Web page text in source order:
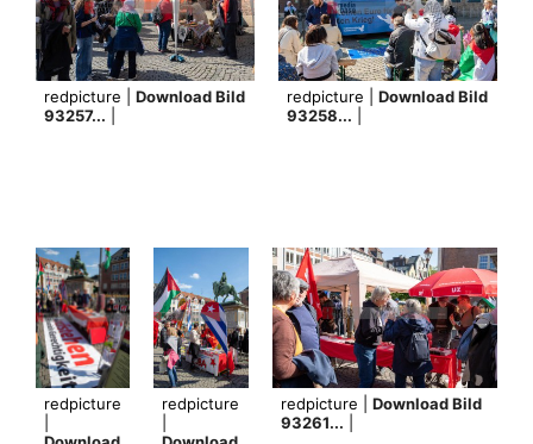
redpicture | Download Bild
93257...
redpicture | Download Bild
93258...
redpicture
redpicture
redpicture | Download Bild
93261...